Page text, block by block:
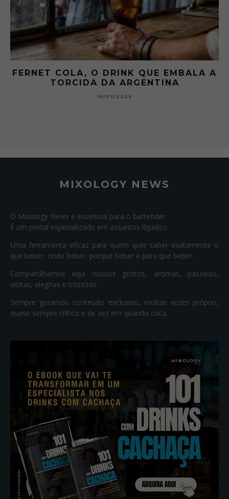
FERNET COLA, O DRINK QUE EMBALA A
TORCIDA DA ARGENTINA
19/07/2026
MIXOLOGY NEWS
O Mixology News é essencial para o bartender.
É um portal especializado em assuntos líquidos.
Uma ferramenta eficaz para quem quer saber exatamente o
que beber, onde beber, porque beber e para que beber.
Compartilhamos aqui nossos gostos, aromas, passeios,
visitas, alegrias e tristezas.
Sempre geramos conteúdo exclusivo, muitas vezes próprio,
quase sempre crítico e de vez em quando crica.